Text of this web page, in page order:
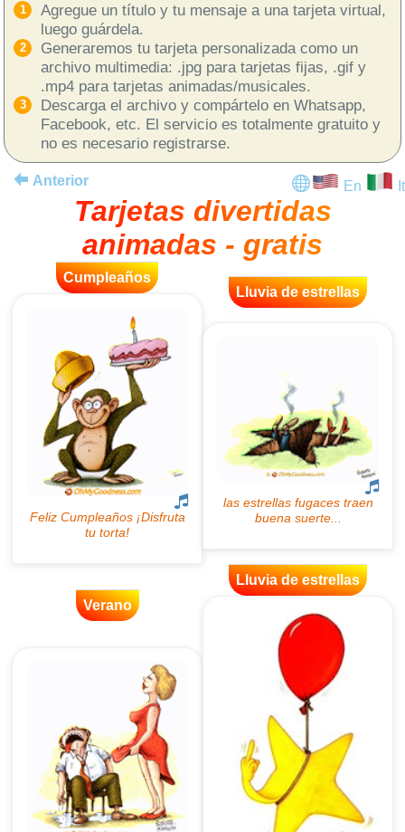
Agregue un título y tu mensaje a una tarjeta virtual,
luego guárdela.
Generaremos tu tarjeta personalizada como un
archivo multimedia: .jpg para tarjetas fijas, .gif y
.mp4 para tarjetas animadas/musicales.
Descarga el archivo y compártelo en Whatsapp,
Facebook, etc. El servicio es totalmente gratuito y
no es necesario registrarse.
Anterior En It
Tarjetas divertidas
animadas - gratis
Cumpleaños
Lluvia de estrellas
Verano
Lluvia de estrellas